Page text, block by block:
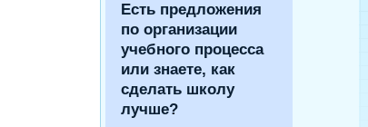
Есть предложения
по организации
учебного процесса
или знаете, как
сделать школу
лучше?